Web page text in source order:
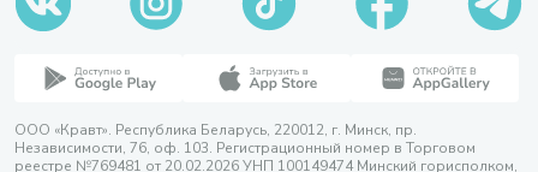
ООО «Кравт». Республика Беларусь, 220012, г. Минск, пр.
Независимости, 76, оф. 103. Регистрационный номер в Торговом
реестре №769481 от 20.02.2026 УНП 100149474 Минский горисполком,